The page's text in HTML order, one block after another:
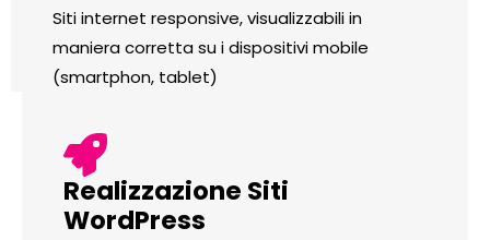
Siti internet responsive, visualizzabili in
maniera corretta su i dispositivi mobile
(smartphon, tablet)
Realizzazione Siti
WordPress